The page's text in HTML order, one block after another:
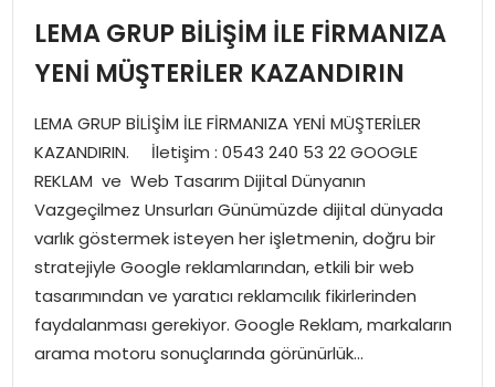
SAĞLIK
SPOR
MAGAZIN
SPOR
EĞITIM
LEMA GRUP BİLİŞİM İLE FİRMANIZA
YENİ MÜŞTERİLER KAZANDIRIN
LEMA GRUP BİLİŞİM İLE FİRMANIZA YENİ MÜŞTERİLER
KAZANDIRIN. İletişim : 0543 240 53 22 GOOGLE
REKLAM ve Web Tasarım Dijital Dünyanın
Vazgeçilmez Unsurları Günümüzde dijital dünyada
varlık göstermek isteyen her işletmenin, doğru bir
stratejiyle Google reklamlarından, etkili bir web
tasarımından ve yaratıcı reklamcılık fikirlerinden
faydalanması gerekiyor. Google Reklam, markaların
arama motoru sonuçlarında görünürlük…